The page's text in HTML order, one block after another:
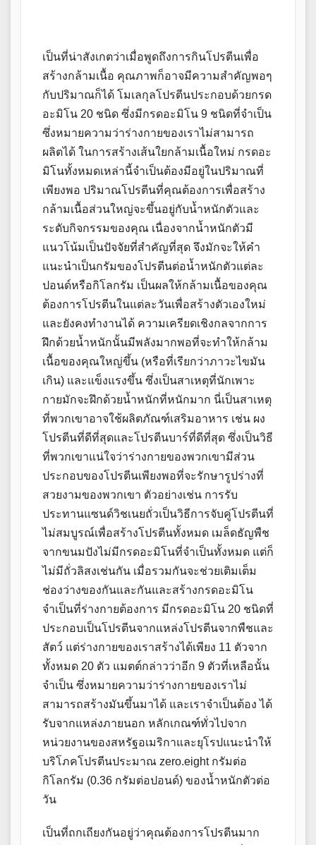
เป็นที่น่าสังเกตว่าเมื่อพูดถึงการกินโปรตีนเพื่อ
สร้างกล้ามเนื้อ คุณภาพก็อาจมีความสำคัญพอๆ
กับปริมาณก็ได้ โมเลกุลโปรตีนประกอบด้วยกรด
อะมิโน 20 ชนิด ซึ่งมีกรดอะมิโน 9 ชนิดที่จำเป็น
ซึ่งหมายความว่าร่างกายของเราไม่สามารถ
ผลิตได้ ในการสร้างเส้นใยกล้ามเนื้อใหม่ กรดอะ
มิโนทั้งหมดเหล่านี้จำเป็นต้องมีอยู่ในปริมาณที่
เพียงพอ ปริมาณโปรตีนที่คุณต้องการเพื่อสร้าง
กล้ามเนื้อส่วนใหญ่จะขึ้นอยู่กับน้ำหนักตัวและ
ระดับกิจกรรมของคุณ เนื่องจากน้ำหนักตัวมี
แนวโน้มเป็นปัจจัยที่สำคัญที่สุด จึงมักจะให้คำ
แนะนำเป็นกรัมของโปรตีนต่อน้ำหนักตัวแต่ละ
ปอนด์หรือกิโลกรัม เป็นผลให้กล้ามเนื้อของคุณ
ต้องการโปรตีนในแต่ละวันเพื่อสร้างตัวเองใหม่
และยังคงทำงานได้ ความเครียดเชิงกลจากการ
ฝึกด้วยน้ำหนักนั้นมีพลังมากพอที่จะทำให้กล้าม
เนื้อของคุณใหญ่ขึ้น (หรือที่เรียกว่าภาวะไขมัน
เกิน) และแข็งแรงขึ้น ซึ่งเป็นสาเหตุที่นักเพาะ
กายมักจะฝึกด้วยน้ำหนักที่หนักมาก นี่เป็นสาเหตุ
ที่พวกเขาอาจใช้ผลิตภัณฑ์เสริมอาหาร เช่น ผง
โปรตีนที่ดีที่สุดและโปรตีนบาร์ที่ดีที่สุด ซึ่งเป็นวิธี
ที่พวกเขาแน่ใจว่าร่างกายของพวกเขามีส่วน
ประกอบของโปรตีนเพียงพอที่จะรักษารูปร่างที่
สวยงามของพวกเขา ตัวอย่างเช่น การรับ
ประทานแซนด์วิชเนยถั่วเป็นวิธีการจับคู่โปรตีนที่
ไม่สมบูรณ์เพื่อสร้างโปรตีนทั้งหมด เมล็ดธัญพืช
จากขนมปังไม่มีกรดอะมิโนที่จำเป็นทั้งหมด แต่ก็
ไม่มีถั่วลิสงเช่นกัน เมื่อรวมกันจะช่วยเติมเต็ม
ช่องว่างของกันและกันและสร้างกรดอะมิโน
จำเป็นที่ร่างกายต้องการ มีกรดอะมิโน 20 ชนิดที่
ประกอบเป็นโปรตีนจากแหล่งโปรตีนจากพืชและ
สัตว์ แต่ร่างกายของเราสร้างได้เพียง 11 ตัวจาก
ทั้งหมด 20 ตัว แมตต์กล่าวว่าอีก 9 ตัวที่เหลือนั้น
จำเป็น ซึ่งหมายความว่าร่างกายของเราไม่
สามารถสร้างมันขึ้นมาได้ และเราจำเป็นต้อง ได้
รับจากแหล่งภายนอก หลักเกณฑ์ทั่วไปจาก
หน่วยงานของสหรัฐอเมริกาและยุโรปแนะนำให้
บริโภคโปรตีนประมาณ zero.eight กรัมต่อ
กิโลกรัม (0.36 กรัมต่อปอนด์) ของน้ำหนักตัวต่อ
วัน
เป็นที่ถกเถียงกันอยู่ว่าคุณต้องการโปรตีนมาก